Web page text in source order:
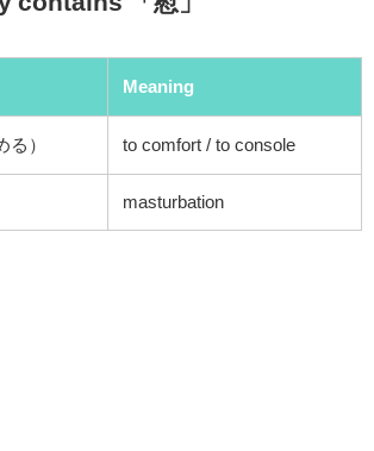
Meaning
る） to comfort / to console
masturbation